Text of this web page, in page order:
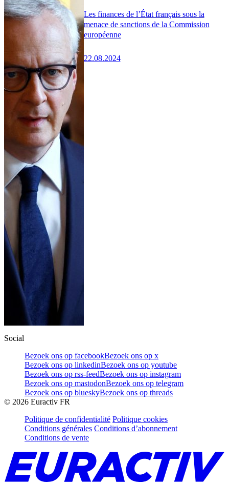
Les finances de l’État français sous la
menace de sanctions de la Commission
européenne
22.08.2024
Social
Bezoek ons op facebookBezoek ons op x
Bezoek ons op linkedinBezoek ons op youtube
Bezoek ons op rss-feedBezoek ons op instagram
Bezoek ons op mastodonBezoek ons op telegram
Bezoek ons op blueskyBezoek ons op threads
© 2026 Euractiv FR
Politique de confidentialité Politique cookies
Conditions générales Conditions d’abonnement
Conditions de vente